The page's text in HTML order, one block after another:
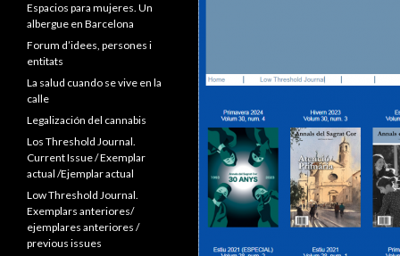
Espacios para mujeres. Un
albergue en Barcelona
Forum d’idees, persones i
entitats
La salud cuando se vive en la
calle
Legalización del cannabis
Los Threshold Journal.
Current Issue / Exemplar
actual /Ejemplar actual
Low Threshold Journal.
Exemplars anteriores/
ejemplares anteriores /
previous issues